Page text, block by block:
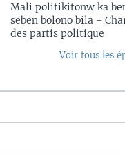
Mali politikitonw ka
seben bolono bila -
des partis politique
Voir tous les